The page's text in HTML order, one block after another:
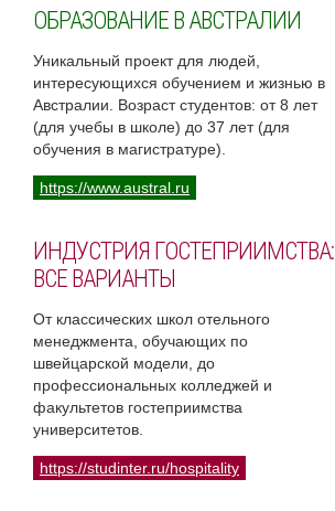
ОБРАЗОВАНИЕ В АВСТРАЛИИ
Уникальный проект для людей,
интересующихся обучением и жизнью в
Австралии. Возраст студентов: от 8 лет
(для учебы в школе) до 37 лет (для
обучения в магистратуре).
https://www.austral.ru
ИНДУСТРИЯ ГОСТЕПРИИМСТВА:
ВСЕ ВАРИАНТЫ
От классических школ отельного
менеджмента, обучающих по
швейцарской модели, до
профессиональных колледжей и
факультетов гостеприимства
университетов.
https://studinter.ru/hospitality